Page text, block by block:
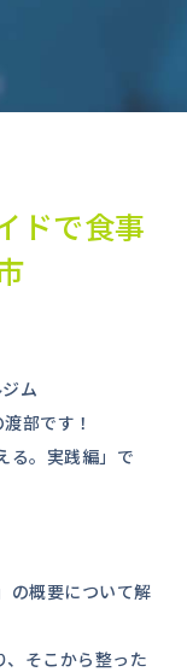
ドで食事
ム
部です！
る。実践編」で
の概要について解
そこから整った